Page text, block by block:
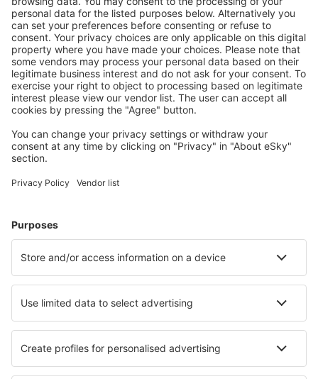
Pečlivé plánování
Bezproblémová rezervace s možností bezplatného
zrušení.
S námi ušetříte
Atraktivní ceny a speciální nabídky pro přihlášené
uživatele.
Ubytování dle vašeho gusta
apartmánů, chat a dalších.
Hotely v Bhútánu - Oblíbená města
Hotely v Gelephu Hotely Wangdue Phodrang
Hotely in Punakha Hotely in Thimphu